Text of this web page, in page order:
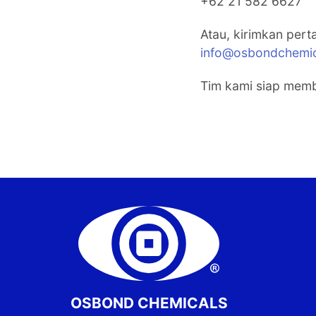
Atau, kirimkan
Tim kami siap
OSBOND CHEMICALS